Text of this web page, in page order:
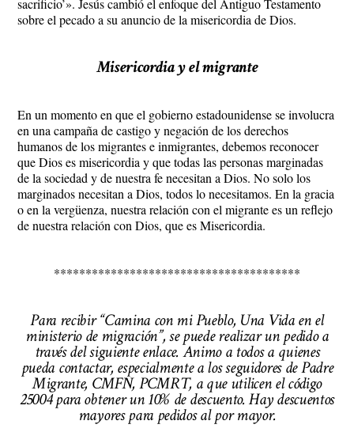
sacrificio’». Jesús cambió el enfoque del Antiguo Testamento
sobre el pecado a su anuncio de la misericordia de Dios.
Misericordia y el migrante
En un momento en que el gobierno estadounidense se involucra
en una campaña de castigo y negación de los derechos
humanos de los migrantes e inmigrantes, debemos reconocer
que Dios es misericordia y que todas las personas marginadas
de la sociedad y de nuestra fe necesitan a Dios. No solo los
marginados necesitan a Dios, todos lo necesitamos. En la gracia
o en la vergüenza, nuestra relación con el migrante es un reflejo
de nuestra relación con Dios, que es Misericordia.
***************************************
Para recibir “Camina con mi Pueblo, Una Vida en el
ministerio de migración”, se puede realizar un pedido a
través del siguiente enlace. Animo a todos a quienes
pueda contactar, especialmente a los seguidores de Padre
Migrante, CMFN, PCMRT, a que utilicen el código
25004 para obtener un 10% de descuento. Hay descuentos
mayores para pedidos al por mayor.